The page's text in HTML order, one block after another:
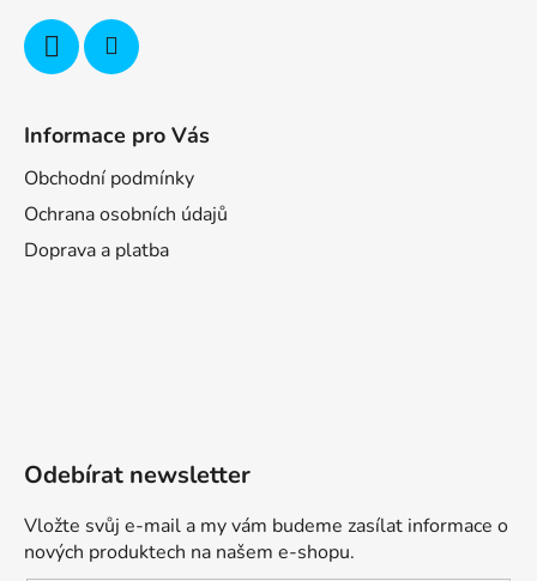
Informace pro Vás
Obchodní podmínky
Ochrana osobních údajů
Doprava a platba
Odebírat newsletter
Vložte svůj e-mail a my vám budeme zasílat informace o
nových produktech na našem e-shopu.